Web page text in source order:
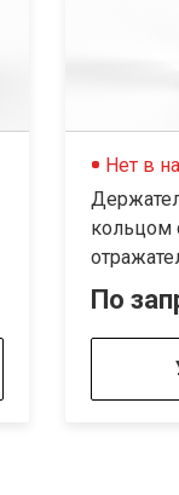
Нет в
кольцом
По